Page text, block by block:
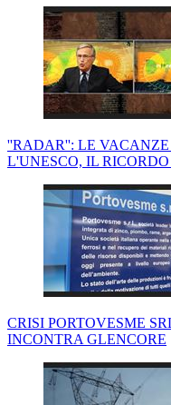
''RADAR'': LE
L'UNESCO, IL
CRISI PORTOVESME
INCONTRA GLENCORE